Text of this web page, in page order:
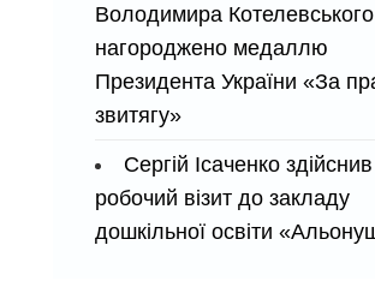
Володимира Котелевського
нагороджено медаллю
Президента України «За
звитягу»
Сергій Ісаченко здійснив
робочий візит до закладу
дошкільної освіти